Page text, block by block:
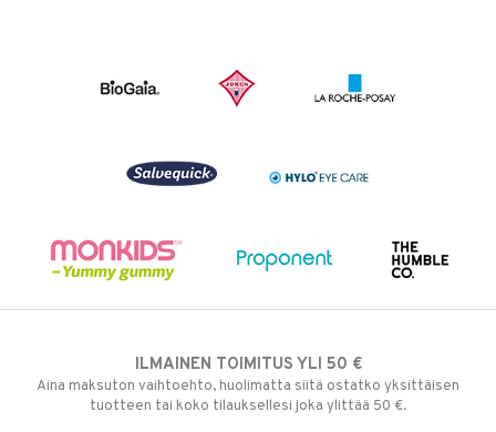
ILMAINEN TOIMITUS YLI 50 €
Aina maksuton vaihtoehto, huolimatta siitä ostatko yksittäisen
tuotteen tai koko tilauksellesi joka ylittää 50 €.